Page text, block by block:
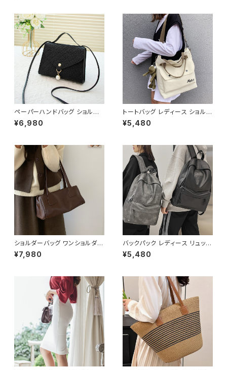
ペーパーハンドバッグ ショルダ
ーバッグ パールチャームバッグ
レディース バック 軽量 カジュア
¥6,980
トートバッグ レディース ショルダ
ーバッグ 春夏 秋冬 春 夏 秋 冬
黒 バッグ 大容量 キャンバス ト
がけ 学校 部活 合宿 旅行 通学
学校バッグ 高校生 中学生 男の
子 女の子 A4 B4 シンプル キャ
ンバストート バック ロゴ ブラッ
ク アイボリー 学校 カレッジコ
ーデ カジュアル デイリー お出
かけ K-B0044
¥5,480
ショルダーバッグ ワンショルダー
フェイクレザー バッグ レディー
ス 韓国 シンプル 大人可愛い ブ
¥7,980
バックパック レディース リュック
春夏 秋冬 春 夏 秋 冬 黒 バッグ
リュックサック かばん 合成皮革
グ ビジネス 男女兼用 撥水 防
水 縦長 通勤通学 部活 合宿 旅
行 通学 学校バッグ 高校生 中学
生 男の子 女の子 A4 B4 シン
プル バッグパック バック ロゴ ア
イボリー グレー ブラック カレッ
ジコーデ カジュアル デイリー
お出かけ 10代 20代 30代 40
代 K-B0042
¥5,480